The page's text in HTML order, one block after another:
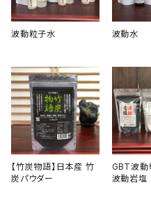
波動粒子水 波動水
【竹炭物語】日本産 竹
炭パウダー
GBT波動
波動岩塩